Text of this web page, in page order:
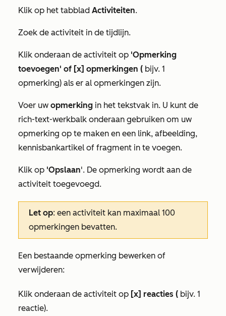
Klik op het tabblad Activiteiten.
Zoek de activiteit in de tijdlijn.
Klik onderaan de activiteit op 'Opmerking
toevoegen' of [x] opmerkingen ( bijv. 1
opmerking) als er al opmerkingen zijn.
Voer uw opmerking in het tekstvak in. U kunt de
rich-text-werkbalk onderaan gebruiken om uw
opmerking op te maken en een link, afbeelding,
kennisbankartikel of fragment in te voegen.
Klik op 'Opslaan'. De opmerking wordt aan de
activiteit toegevoegd.
Let op: een activiteit kan maximaal 100
opmerkingen bevatten.
Een bestaande opmerking bewerken of
verwijderen:
Klik onderaan de activiteit op [x] reacties ( bijv. 1
reactie).